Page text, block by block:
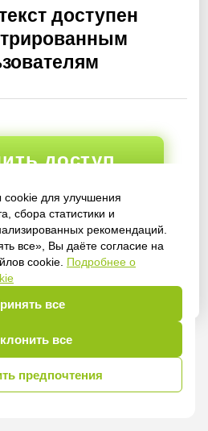
для улучшения
сбора статистики и
рекомендаций.
все», Вы даёте согласие на
cookie. Подробнее о
все
все
предпочтения
доступен
доступ